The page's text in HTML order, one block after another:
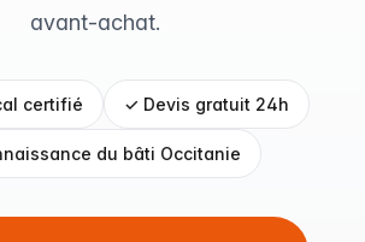
avant-achat.
certifié ✓ Devis gratuit 24h
du bâti Occitanie